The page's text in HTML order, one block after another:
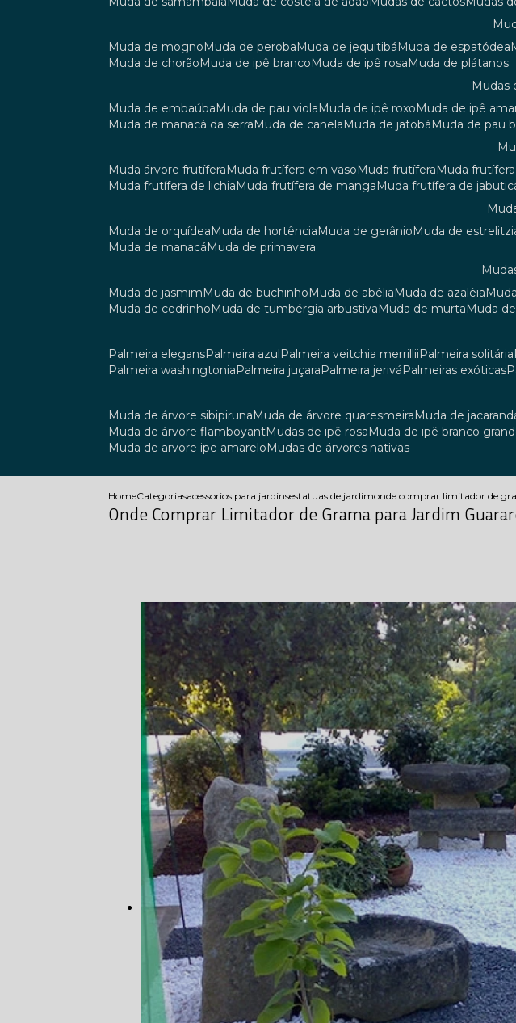
muda de mogno
muda de peroba muda de jequitibá muda de espatódea
muda de chorão
muda de ipê branco muda de ipê rosa
muda de plátanos
muda de embaúba
muda de pau viola muda de ipê roxo muda de ipê
muda de manacá da serra
muda de canela muda de jatobá
muda de pau
muda árvore frutífera
muda frutífera em vaso muda frutífera muda
muda frutífera de lichia
muda frutífera de manga muda frutífera de
muda de orquídea
muda de hortência muda de gerânio muda de
muda de manacá
muda de primavera
muda de jasmim
muda de buchinho muda de abélia muda de azaléia
muda de cedrinho
muda de tumbérgia arbustiva muda de murta
muda
palmeira elegans
palmeira azul palmeira veitchia merrillii palmeira solitária
palmeira washingtonia
palmeira juçara palmeira jerivá palmeiras exóticas
muda de árvore sibipiruna
muda de árvore quaresmeira muda de
muda de árvore flamboyant
mudas de ipê rosa muda de ipê branco
muda de arvore ipe amarelo
mudas de árvores nativas
HomeCategoriasacessorios para jardinsestatuas de jardimonde comprar limitador de
Onde Comprar Limitador de Grama para Jardim